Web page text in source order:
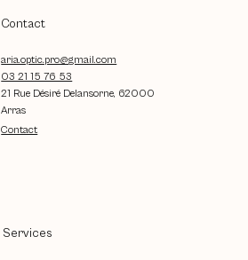
Contact
Contact
aria.optic.pro@gmail.com
03 21 15 76 53
21 Rue Désiré Delansorne, 62000
Arras
Services